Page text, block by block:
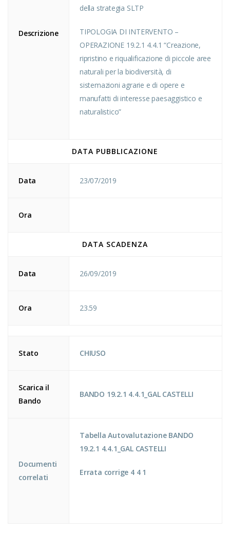
Descrizione
della strategia SLTP
TIPOLOGIA DI INTERVENTO –
OPERAZIONE 19.2.1 4.4.1 “Creazione,
ripristino e riqualificazione di piccole aree
naturali per la biodiversità, di
sistemazioni agrarie e di opere e
manufatti di interesse paesaggistico e
naturalistico”
DATA PUBBLICAZIONE
Data 23/07/2019
Ora
DATA SCADENZA
Data 26/09/2019
Ora 23.59
Stato CHIUSO
Scarica il
Bando
BANDO 19.2.1 4.4.1_GAL CASTELLI
Documenti
correlati
Tabella Autovalutazione BANDO
19.2.1 4.4.1_GAL CASTELLI
Errata corrige 4 4 1